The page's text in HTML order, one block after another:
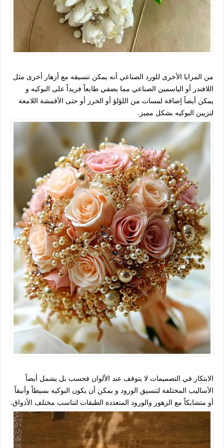
من المزايا الأخرى للورد الصناعي أنه يمكن تنسيقه مع أزهار أخرى مثل
اللافندر أو الياسمين الصناعي مما يضفي طابعاً فريداً على البوكيه و
يمكن أيضاً إضافة لمسات من اللؤلؤ أو الخرز أو حتى الأقمشة اللامعة
لتزيين البوكيه بشكل مميز.
الابتكار في التصميمات لا يتوقف عند الألوان فحسب بل يشمل أيضاً
الأساليب المختلفة لتنسيق الورود و يمكن أن يكون البوكيه بسيطاً وأنيقاً
أو متشابكاً مع الزهور والورود المتعددة الطبقات لتناسب مختلف الأذواق.